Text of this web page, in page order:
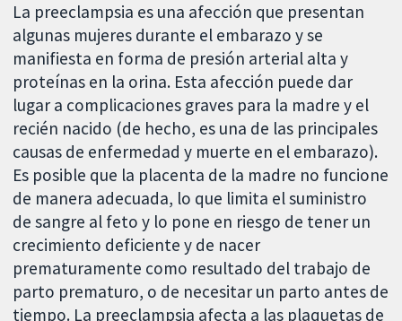
La preeclampsia es una afección que presentan
algunas mujeres durante el embarazo y se
manifiesta en forma de presión arterial alta y
proteínas en la orina. Esta afección puede dar
lugar a complicaciones graves para la madre y el
recién nacido (de hecho, es una de las principales
causas de enfermedad y muerte en el embarazo).
Es posible que la placenta de la madre no funcione
de manera adecuada, lo que limita el suministro
de sangre al feto y lo pone en riesgo de tener un
crecimiento deficiente y de nacer
prematuramente como resultado del trabajo de
parto prematuro, o de necesitar un parto antes de
tiempo. La preeclampsia afecta a las plaquetas de